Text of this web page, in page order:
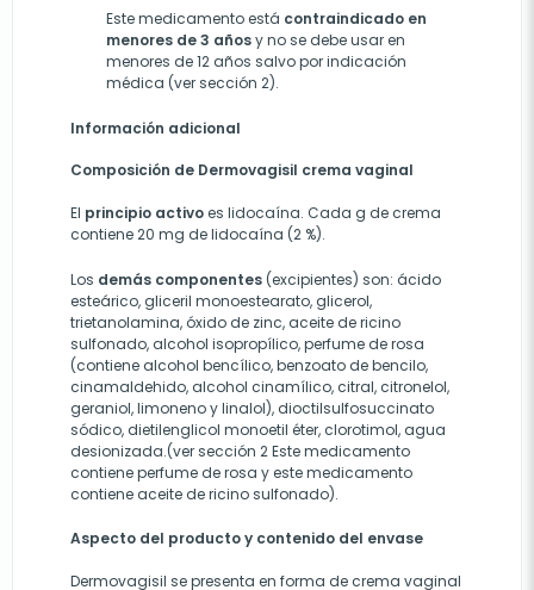
Este medicamento está contraindicado en
menores de 3 añosy no se debe usar en
menores de 12 años salvo por indicación
médica (ver sección 2).
Información adicional
Composición de Dermovagisil crema vaginal
El principio activoes lidocaína. Cada g de crema
contiene 20 mg de lidocaína (2 %).
Los demás componentes (excipientes) son: ácido
esteárico, gliceril monoestearato, glicerol,
trietanolamina, óxido de zinc, aceite de ricino
sulfonado, alcohol isopropílico, perfume de rosa
(contiene alcohol bencílico, benzoato de bencilo,
cinamaldehido, alcohol cinamílico, citral, citronelol,
geraniol, limoneno y linalol), dioctilsulfosuccinato
sódico, dietilenglicol monoetil éter, clorotimol, agua
desionizada.(ver sección 2 Este medicamento
contiene perfume de rosa y este medicamento
contiene aceite de ricino sulfonado).
Aspecto del producto y contenido del envase
Dermovagisil se presenta en forma de crema vaginal